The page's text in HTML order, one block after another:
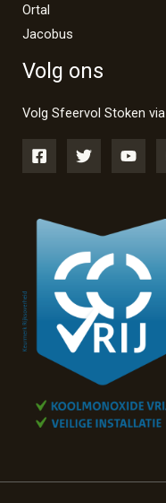
Ortal
Jacobus
Volg ons
Volg Sfeervol Stoken via